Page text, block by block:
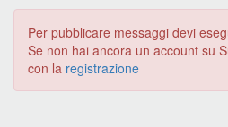
Per pubblicare messaggi devi
Se non hai ancora un account su
con la registrazione